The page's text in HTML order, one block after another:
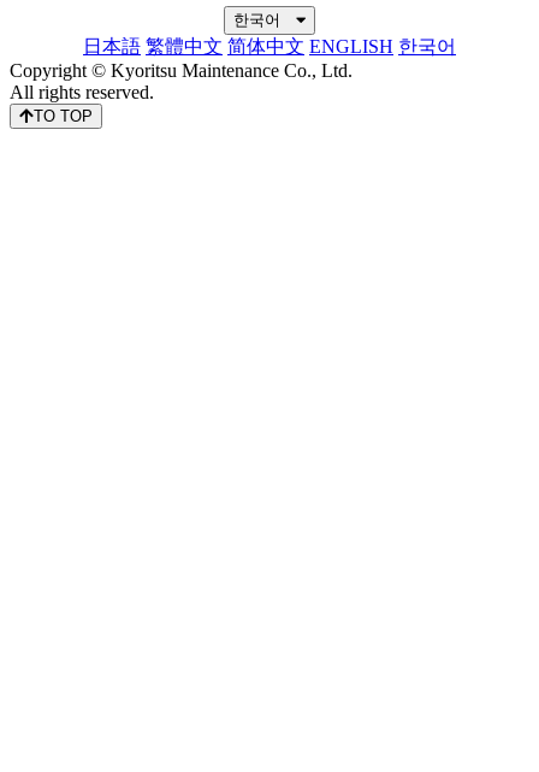
한국어
日本語 繁體中文 简体中文 ENGLISH 한국어
Copyright © Kyoritsu Maintenance Co., Ltd.
All rights reserved.
TO TOP